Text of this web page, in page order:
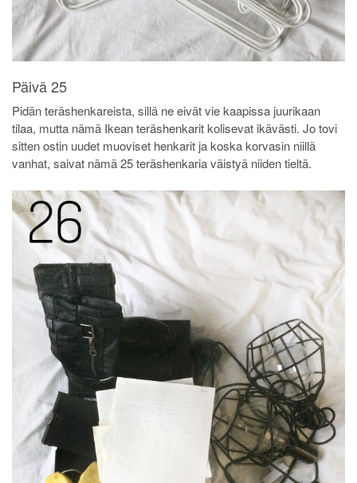
Päivä 25
Pidän teräshenkareista, sillä ne eivät vie kaapissa juurikaan
tilaa, mutta nämä Ikean teräshenkarit kolisevat ikävästi. Jo tovi
sitten ostin uudet muoviset henkarit ja koska korvasin niillä
vanhat, saivat nämä 25 teräshenkaria väistyä niiden tieltä.